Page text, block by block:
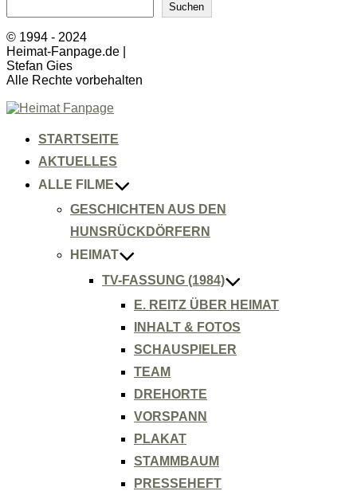
Suchen
© 1994 - 2024
Heimat-Fanpage.de |
Stefan Gies
Alle Rechte vorbehalten
Zum
springenSTARTSEITE
AKTUELLES
ALLE FILME
GESCHICHTEN AUS DEN
HUNSRÜCKDÖRFERN
HEIMAT
TV-FASSUNG (1984)
E. REITZ ÜBER HEIMAT
INHALT & FOTOS
SCHAUSPIELER
TEAM
DREHORTE
VORSPANN
PLAKAT
STAMMBAUM
PRESSEHEFT